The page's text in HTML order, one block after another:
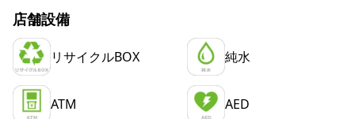
店舗設備
リサイクルBOX 純水
ATM AED